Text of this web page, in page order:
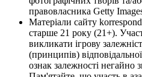
правовласника Getty
Матеріали сайту
старше 21 року (21+).
викликати ігрову
(принципів)
ознак залежності негайно